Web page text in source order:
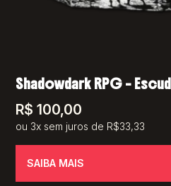
Shadowdark RPG –
R$ 100,00
ou 3x sem juros de R$33,33
SAIBA MAIS